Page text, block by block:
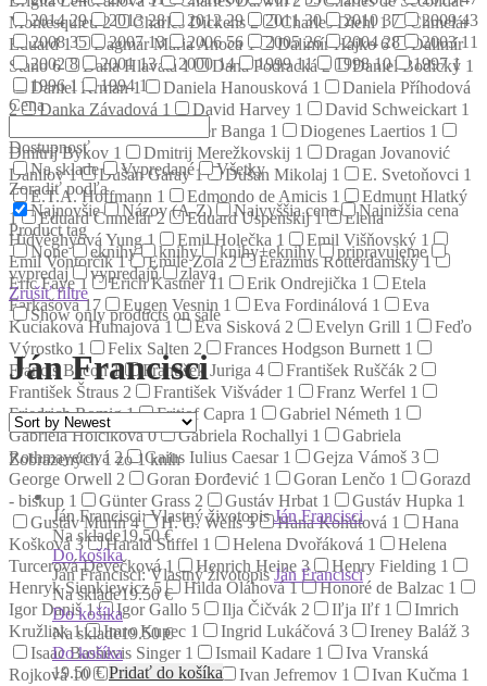
Montesquieu2 Charles Dickens2 Charles Diehl1
Chmelár
Eduard1 Dagmar Mária Anoca 1 Dalimír Hajko6
Dalimír
Stano6 Dana Hlavatá1 Dana Podracká2 Daniel Bodický 1
Daniel Krman1 Daniela Hanousková 1
Daniela Příhodová
2
Danka Závadová 1 David Harvey 1 David Schweickart 1
Dezider Banga 1 Diogenes Laertios 1
Dmitrij Bykov 1 Dmitrij Merežkovskij 1
Dragan Jovanović
Danilov1 Dušan Garay1 Dušan Mikolaj 1 E. Svetoňovci 1
E.T.A. Hoffmann 1 Edmondo de Amicis 1
Edmunt Hlatký
1
Eduard Chmelár2 Eduard Uspenskij1
Elena
Hidvéghyová Yung1 Emil Holečka 1 Emil Višňovský 1
Emil Vontorčík1 Émile Zola2 Erazmus Rotterdamský1
Eric Faye1 Erich Kästner11 Erik Ondrejička 1
Etela
Farkašová17 Eugen Vesnin 1 Eva Fordinálová 1
Eva
Kuciaková Humajová1 Eva Sisková 2 Evelyn Grill 1
Feďo
Výrostko 1 Felix Salten 2 Frances Hodgson Burnett 1
Francis Bacon1 František Juriga 4 František Ruščák 2
František Štraus 2 František Višváder 1 Franz Werfel 1
Friedrich Romig1 Fritjof Capra 1 Gabriel Németh 1
Gabriela Holčíková0 Gabriela Rochallyi 1
Gabriela
Rothmayerová 2 Gaius Iulius Caesar 1 Gejza Vámoš 3
George Orwell 2 Goran Đorđević 1 Goran Lenčo 1
Gorazd
- biskup 1 Günter Grass 2 Gustáv Hrbat 1 Gustáv Hupka 1
Gustáv Murín4 H. G. Wells5 Hana Kohútová 1
Hana
Košková3 Harald Stiffel 1 Helena Dvořáková 1
Helena
Turcerová Devečková1 Henrich Heine 3 Henry Fielding 1
Henryk Sienkiewicz5 Hilda Oláhová1 Honoré de Balzac 1
Igor Daniš1 Igor Gallo 5 Ilja Čičvák 2 Iľja Iľf 1
Imrich
Kružliak1 Imro Kupec 1 Ingrid Lukáčová 3 Ireney Baláž 3
Isaac Bashevis Singer 1 Ismail Kadare 1
Iva Vranská
Rojková10 Ivan Izakovič1 Ivan Jefremov 1 Ivan Kučma 1
201429 201328 201229 201130 201037 200943
200835 200713 200656 200526 200428 200311
20028 200113 200014 199911 199810 19971
19961 19941
Cena
Dostupnosť
Na sklade
Vypredané
Všetky
Zoradiť podľa
Najnovšie
Názov (A-Z) Najvyššia cena
Najnižšia cena
Product tag
None
eknihy knihy knihy+eknihy
pripravujeme
vypredaj
vypredajň
zlava
Zrušiť filtre
Show only products on sale
Ján Francisci
Zobrazených 1 zo 1 kníh
Ján Francisci: Vlastný životopis Ján Francisci
Na sklade19.50 €
Do košíka
Ján Francisci: Vlastný životopis Ján Francisci
Na sklade19.50 €
Do košíka
Na sklade19.50 €
Do košíka
19.50€ Pridať do košíka